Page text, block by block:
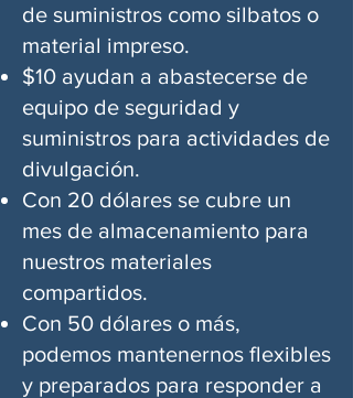
de suministros como silbatos o
material impreso.
$10 ayudan a abastecerse de
equipo de seguridad y
suministros para actividades de
divulgación.
Con 20 dólares se cubre un
mes de almacenamiento para
nuestros materiales
compartidos.
Con 50 dólares o más,
podemos mantenernos flexibles
y preparados para responder a